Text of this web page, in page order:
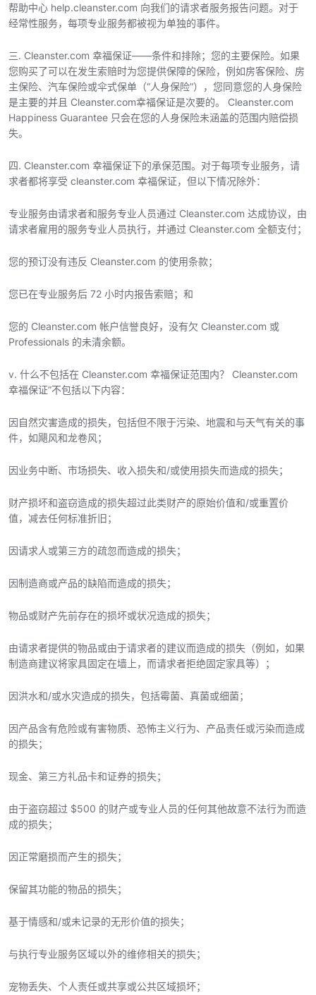
帮助中心 help.cleanster.com 向我们的请求者服务报告问题。对于
经常性服务，每项专业服务都被视为单独的事件。
三. Cleanster.com 幸福保证——条件和排除；您的主要保险。如果
您购买了可以在发生索赔时为您提供保障的保险，例如房客保险、房
主保险、汽车保险或伞式保单（“人身保险”），您同意您的人身保险
是主要的并且 Cleanster.com幸福保证是次要的。 Cleanster.com
Happiness Guarantee 只会在您的人身保险未涵盖的范围内赔偿损
失。
四. Cleanster.com 幸福保证下的承保范围。对于每项专业服务，请
求者都将享受 cleanster.com 幸福保证，但以下情况除外：
专业服务由请求者和服务专业人员通过 Cleanster.com 达成协议，由
请求者雇用的服务专业人员执行，并通过 Cleanster.com 全额支付；
您的预订没有违反 Cleanster.com 的使用条款；
您已在专业服务后 72 小时内报告索赔；和
您的 Cleanster.com 帐户信誉良好，没有欠 Cleanster.com 或
Professionals 的未清余额。
v. 什么不包括在 Cleanster.com 幸福保证范围内？ Cleanster.com
幸福保证”不包括以下内容：
因自然灾害造成的损失，包括但不限于污染、地震和与天气有关的事
件，如飓风和龙卷风；
因业务中断、市场损失、收入损失和/或使用损失而造成的损失；
财产损坏和盗窃造成的损失超过此类财产的原始价值和/或重置价
值，减去任何标准折旧；
因请求人或第三方的疏忽而造成的损失；
因制造商或产品的缺陷而造成的损失；
物品或财产先前存在的损坏或状况造成的损失；
由请求者提供的物品或由于请求者的建议而造成的损失（例如，如果
制造商建议将家具固定在墙上，而请求者拒绝固定家具等）；
因洪水和/或水灾造成的损失，包括霉菌、真菌或细菌；
因产品含有危险或有害物质、恐怖主义行为、产品责任或污染而造成
的损失；
现金、第三方礼品卡和证券的损失；
由于盗窃超过 $500 的财产或专业人员的任何其他故意不法行为而造
成的损失；
因正常磨损而产生的损失；
保留其功能的物品的损失；
基于情感和/或未记录的无形价值的损失；
与执行专业服务区域以外的维修相关的损失；
宠物丢失、个人责任或共享或公共区域损坏；